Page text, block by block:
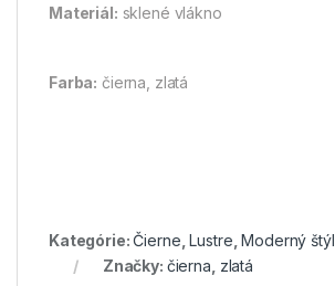
Materiál: sklené vlákno
Farba: čierna, zlatá
Kategórie:Čierne ,Lustre ,Moderný štýl
Značky: čierna zlatá